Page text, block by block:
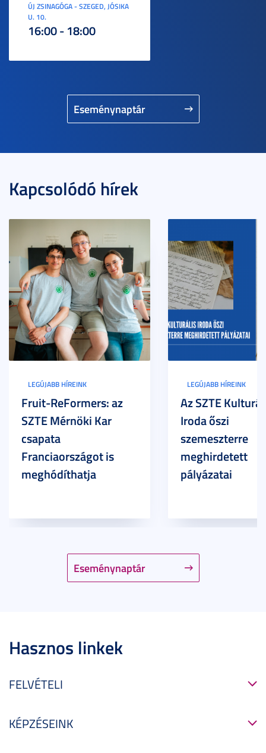
Eseménynaptár
ÚJ ZSINAGÓGA - SZEGED, JÓSIKA
U. 10.
16:00 - 18:00
Kapcsolódó hírek
Eseménynaptár
LEGÚJABB HÍREINK
Fruit-ReFormers: az
SZTE Mérnöki Kar
csapata
Franciaországot is
meghódíthatja
LEGÚJABB HÍREINK
Az SZTE
Iroda őszi
szemeszterre
meghirdetett
pályázatai
Hasznos linkek
FELVÉTELI
KÉPZÉSEINK